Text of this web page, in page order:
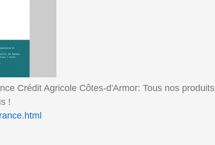
Crédit Agricole Côtes-d'Armor: Tous nos produits
!